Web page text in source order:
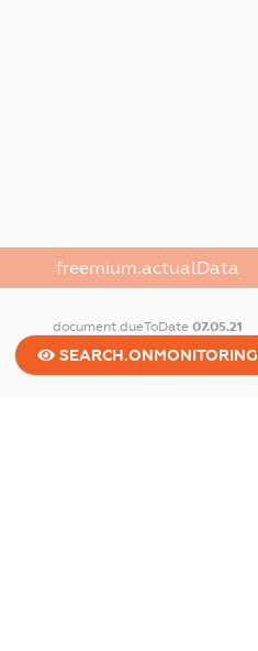
freemium.actualData
document.dueToDate 07.05.21
SEARCH.ONMONITORING